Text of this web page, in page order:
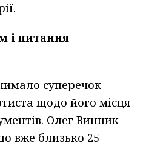
і питання
суперечок
щодо його місця
Олег Винник
вже близько 25